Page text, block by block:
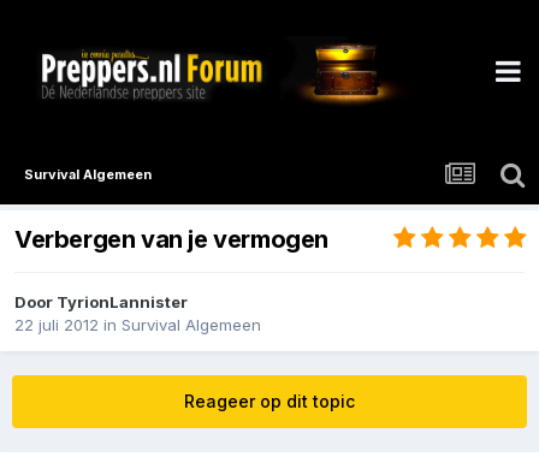
Survival Algemeen
Verbergen van je vermogen
Door TyrionLannister
22 juli 2012 in Survival Algemeen
Reageer op dit topic